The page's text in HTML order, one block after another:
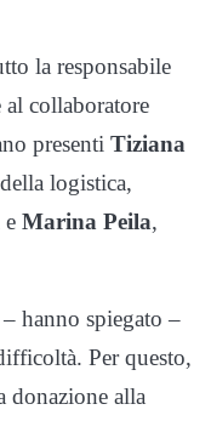
la responsabile
al collaboratore
presenti Tiziana
logistica,
e Marina Peila,
hanno spiegato –
Per questo,
donazione alla